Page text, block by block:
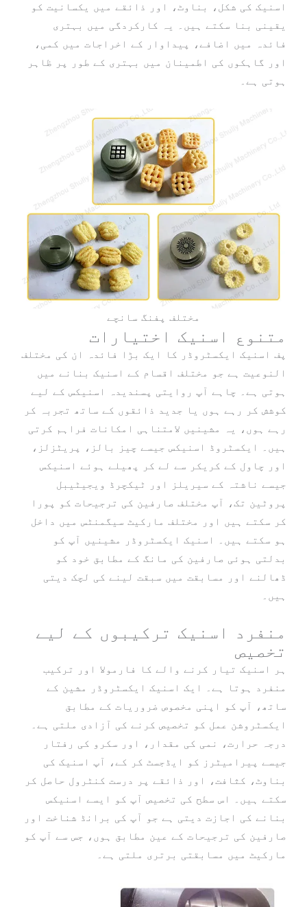
اسنیک کی شکل، بناوٹ، اور ذائقے میں یکسانیت کو
یقینی بنا سکتے ہیں۔ یہ کارکردگی میں بہتری
فائدہ میں اضافے، پیداوار کے اخراجات میں کمی،
اور گاہکوں کی اطمینان میں بہتری کے طور پر ظاہر
ہوتی ہے۔
مختلف پفنگ سانچے
متنوع اسنیک اختیارات
پف اسنیک ایکسٹروڈر کا ایک بڑا فائدہ ان کی مختلف
النوعیت ہے جو مختلف اقسام کے اسنیک بنانے میں
ہوتی ہے۔ چاہے آپ روایتی پسندیدہ اسنیکس کے لیے
کوشش کر رہے ہوں یا جدید ذائقوں کے ساتھ تجربہ کر
رہے ہوں، یہ مشینیں لامتناہی امکانات فراہم کرتی
ہیں۔ ایکسٹروڈ اسنیکس جیسے چیز بالز، پریٹزلز،
اور چاول کے کریکر سے لے کر پھیلے ہوئے اسنیکس
جیسے ناشتہ کے سیریلز اور ٹیکچرڈ ویجیٹیبل
پروٹین تک، آپ مختلف صارفین کی ترجیحات کو پورا
کر سکتے ہیں اور مختلف مارکیٹ سیگمنٹس میں داخل
ہو سکتے ہیں۔ اسنیک ایکسٹروڈر مشینیں آپ کو
بدلتی ہوئی صارفین کی مانگ کے مطابق خود کو
ڈھالنے اور مسابقت میں سبقت لینے کی لچک دیتی
ہیں۔
منفرد اسنیک ترکیبوں کے لیے
تخصیص
ہر اسنیک تیار کرنے والے کا فارمولا اور ترکیب
منفرد ہوتا ہے۔ ایک اسنیک ایکسٹروڈر مشین کے
ساتھ، آپ کو اپنی مخصوص ضروریات کے مطابق
ایکسٹروشن عمل کو تخصیص کرنے کی آزادی ملتی ہے۔
درجہ حرارت، نمی کی مقدار، اور سکرو کی رفتار
جیسے پیرامیٹرز کو ایڈجسٹ کر کے، آپ اسنیک کی
بناوٹ، کثافت، اور ذائقے پر درست کنٹرول حاصل کر
سکتے ہیں۔ اس سطح کی تخصیص آپ کو ایسے اسنیکس
بنانے کی اجازت دیتی ہے جو آپ کی برانڈ شناخت اور
صارفین کی ترجیحات کے عین مطابق ہوں، جس سے آپ کو
مارکیٹ میں مسابقتی برتری ملتی ہے۔